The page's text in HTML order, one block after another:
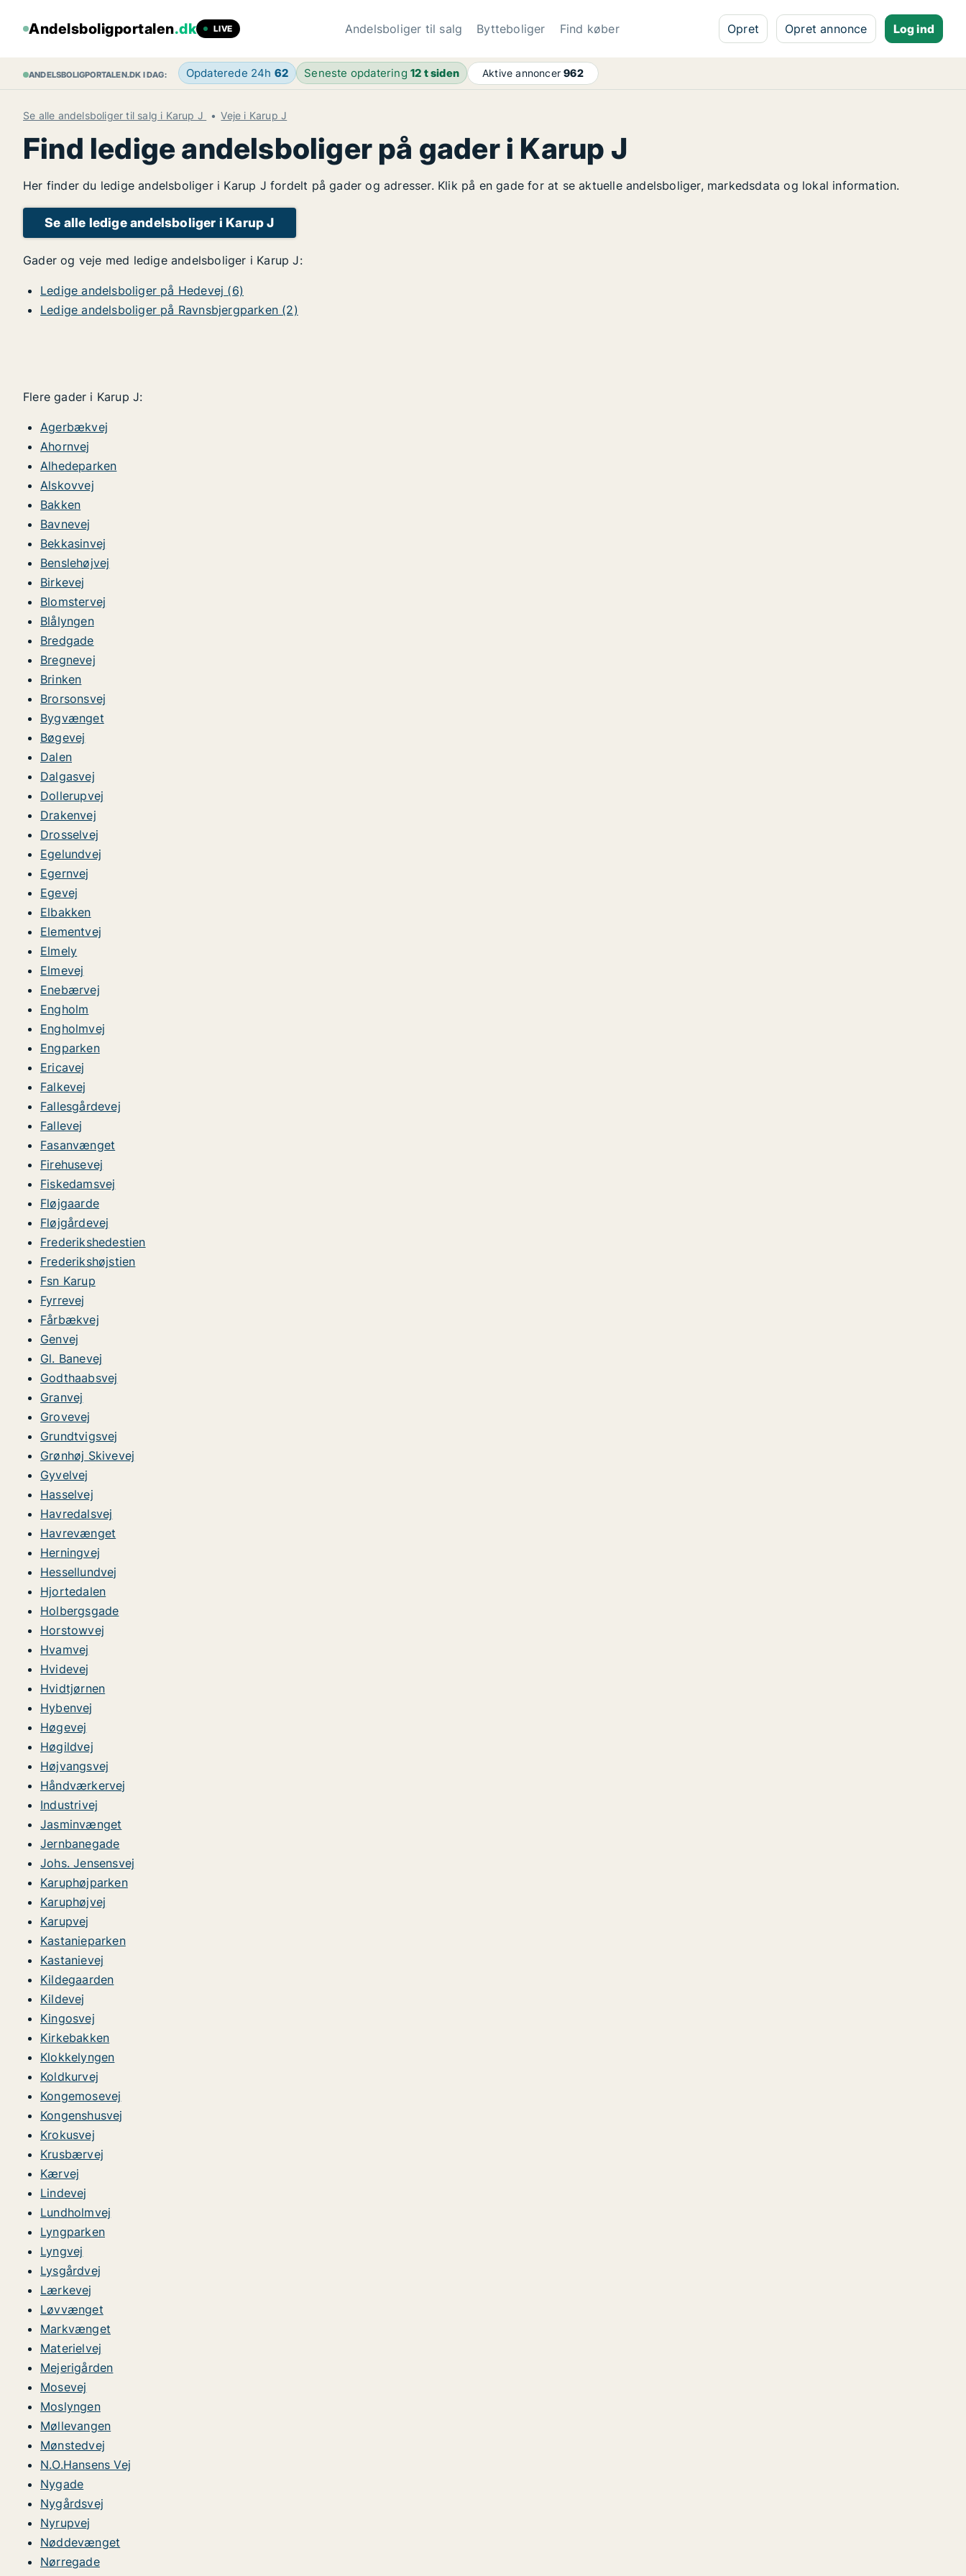
Andelsboligportalen.dk LIVE Andelsboliger til salg Bytteboliger Find køber Opret Opret annonce Log ind
ANDELSBOLIGPORTALEN.DK I DAG: Opdaterede 24h 62 Seneste opdatering12 t siden Aktive annoncer962
Se alle andelsboliger til salg i Karup J Veje i Karup J
Find ledige andelsboliger på gader i Karup J
Her finder du ledige andelsboliger i Karup J fordelt på gader og adresser. Klik på en gade for at se aktuelle andelsboliger, markedsdata og lokal information.
Se alle ledige andelsboliger i Karup J
Gader og veje med ledige andelsboliger i Karup J:
Ledige andelsboliger på Hedevej (6)
Ledige andelsboliger på Ravnsbjergparken (2)
Flere gader i Karup J:
Agerbækvej
Ahornvej
Alhedeparken
Alskovvej
Bakken
Bavnevej
Bekkasinvej
Benslehøjvej
Birkevej
Blomstervej
Blålyngen
Bredgade
Bregnevej
Brinken
Brorsonsvej
Bygvænget
Bøgevej
Dalen
Dalgasvej
Dollerupvej
Drakenvej
Drosselvej
Egelundvej
Egernvej
Egevej
Elbakken
Elementvej
Elmely
Elmevej
Enebærvej
Engholm
Engholmvej
Engparken
Ericavej
Falkevej
Fallesgårdevej
Fallevej
Fasanvænget
Firehusevej
Fiskedamsvej
Fløjgaarde
Fløjgårdevej
Frederikshedestien
Frederikshøjstien
Fsn Karup
Fyrrevej
Fårbækvej
Genvej
Gl. Banevej
Godthaabsvej
Granvej
Grovevej
Grundtvigsvej
Grønhøj Skivevej
Gyvelvej
Hasselvej
Havredalsvej
Havrevænget
Herningvej
Hessellundvej
Hjortedalen
Holbergsgade
Horstowvej
Hvamvej
Hvidevej
Hvidtjørnen
Hybenvej
Høgevej
Høgildvej
Højvangsvej
Håndværkervej
Industrivej
Jasminvænget
Jernbanegade
Johs. Jensensvej
Karuphøjparken
Karuphøjvej
Karupvej
Kastanieparken
Kastanievej
Kildegaarden
Kildevej
Kingosvej
Kirkebakken
Klokkelyngen
Koldkurvej
Kongemosevej
Kongenshusvej
Krokusvej
Krusbærvej
Kærvej
Lindevej
Lundholmvej
Lyngparken
Lyngvej
Lysgårdvej
Lærkevej
Løvvænget
Markvænget
Materielvej
Mejerigården
Mosevej
Moslyngen
Møllevangen
Mønstedvej
N.O.Hansens Vej
Nygade
Nygårdsvej
Nyrupvej
Nøddevænget
Nørregade